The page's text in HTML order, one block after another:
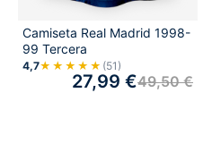
Camiseta Real Madrid 1998-
99 Tercera
4,7★★★★★ (51)
49,50€
27,99 €